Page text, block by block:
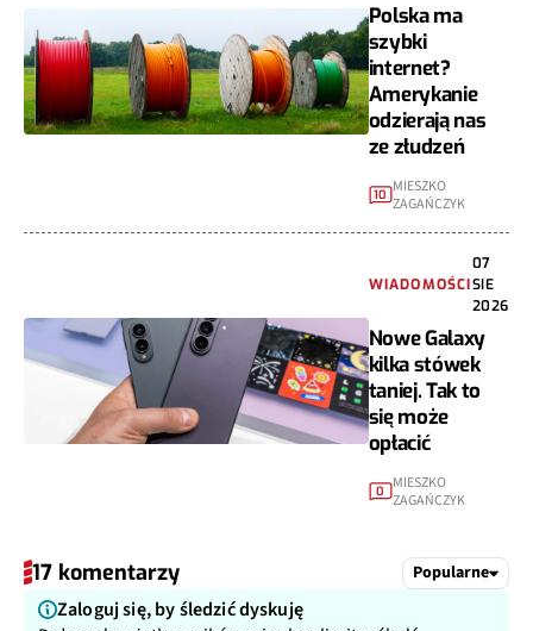
Polska ma
szybki
internet?
Amerykanie
odzierają nas
ze złudzeń
10 MIESZKO
ZAGAŃCZYK
WIADOMOŚCI
07
SIE
2026
Nowe Galaxy
kilka stówek
taniej. Tak to
się może
opłacić
0 MIESZKO
ZAGAŃCZYK
17 komentarzy Popularne
Zaloguj się, by śledzić dyskuję